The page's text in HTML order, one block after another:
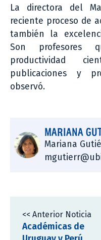
La directora del
reciente proceso de
también la
Son profesores
productividad
publicaciones y
observó.
MARIANA
Mariana
<< Anterior Noticia
Académicas de